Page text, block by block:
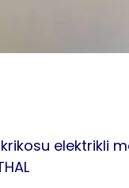
elektrikli